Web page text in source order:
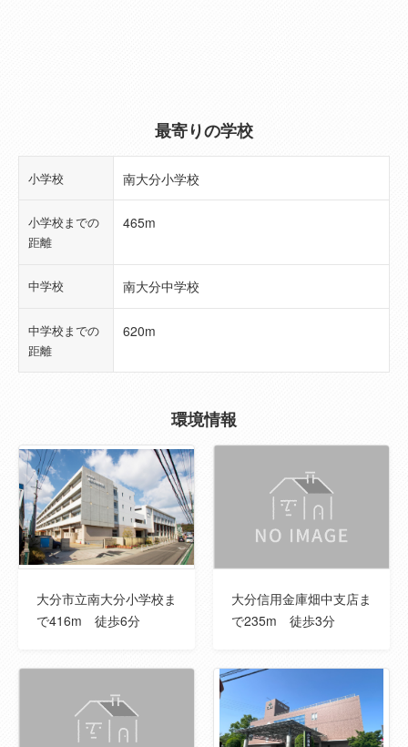
現況 完成済
引き渡し可能
年月
2026年07月予定
総区画数 3
総戸数 3
販売戸数 2
地目 宅地
都市計画 市街化区域
主要採光面 --
用途地域 第１種住居
60％
最寄りの学校
小学校 南大分小学校
小学校までの
距離
465m
中学校 南大分中学校
中学校までの
距離
620m
環境情報
大分市立南大分小学校ま
で416m 徒歩6分
大分信用金庫畑中支店ま
で235m 徒歩3分